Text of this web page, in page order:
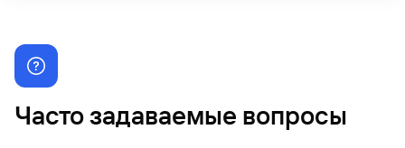
Часто задаваемые вопросы